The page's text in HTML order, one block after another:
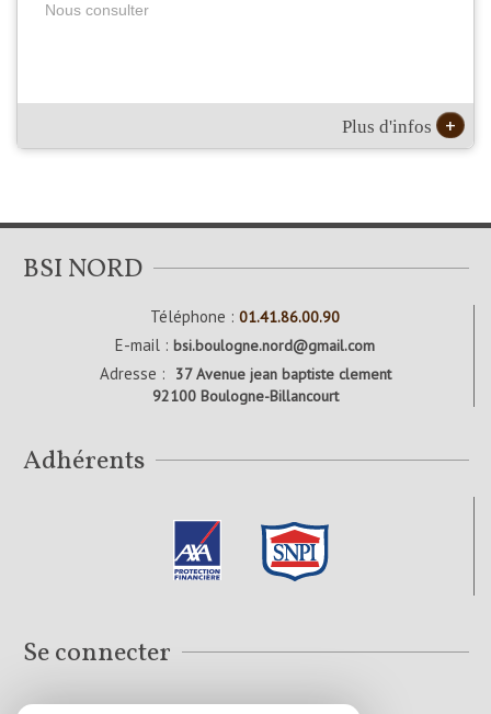
Nous consulter
Plus d'infos +
BSI NORD
Téléphone : 01.41.86.00.90
E-mail : bsi.boulogne.nord@gmail.com
Adresse :
37 Avenue jean baptiste clement
92100 Boulogne-Billancourt
Adhérents
Se connecter